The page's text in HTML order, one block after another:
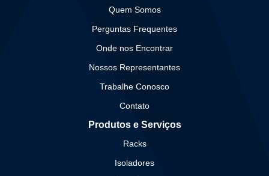
Quem Somos
Perguntas Frequentes
Onde nos Encontrar
Nossos Representantes
Trabalhe Conosco
Contato
Produtos e Serviços
Racks
Isoladores